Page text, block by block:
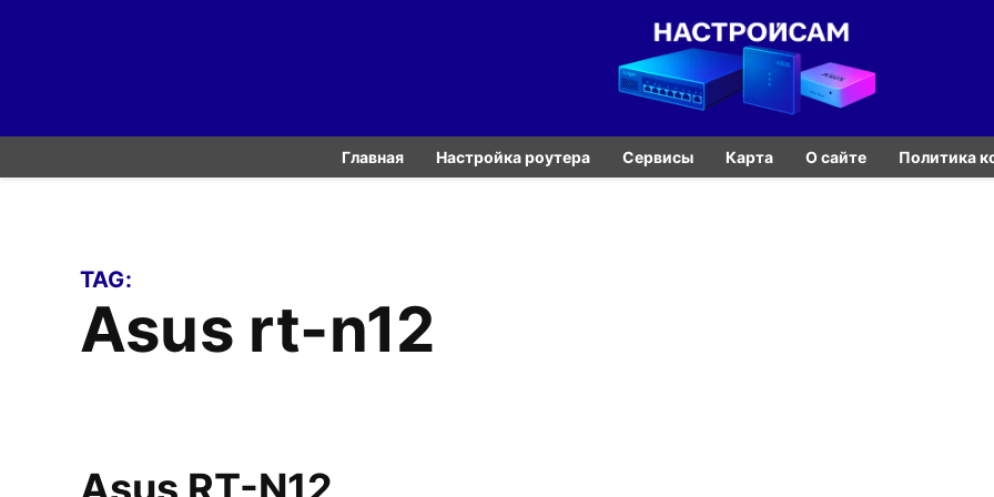
Главная Настройка роутера Сервисы Карта О сайте Политика
TAG:
asus rt-n12